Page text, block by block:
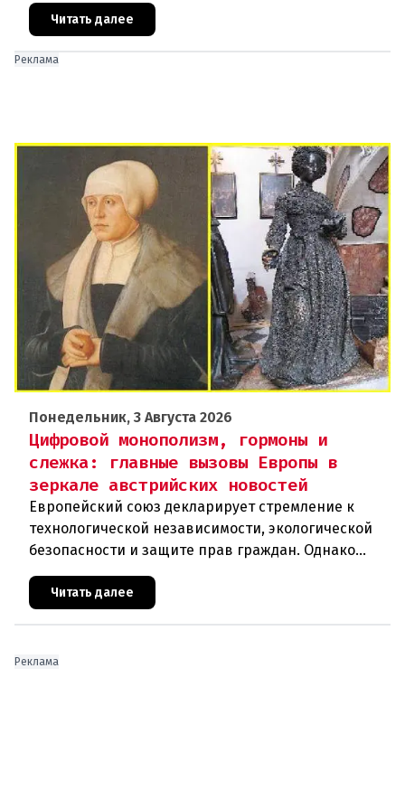
ответа от министра наук
Читать далее
Реклама
Понедельник, 3 Августа 2026
Цифровой монополизм, гормоны и
слежка: главные вызовы Европы в
зеркале австрийских новостей
Европейский союз декларирует стремление к
технологической независимости, экологической
безопасности и защите прав граждан. Однако
последние события в Австрии и решение
Брюсселя показывают: реальная п
Читать далее
Реклама